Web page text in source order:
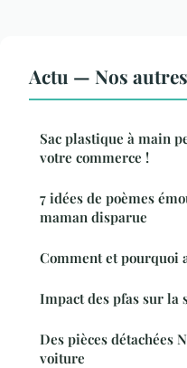
Actu — Nos
Sac plastique à main
votre commerce !
7 idées de poèmes
maman disparue
Comment et pourquoi
Impact des pfas sur la
Des pièces détachées
voiture